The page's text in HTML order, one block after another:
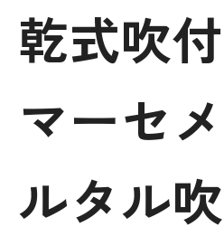
施工事例
乾式吹
マーセ
ルタル